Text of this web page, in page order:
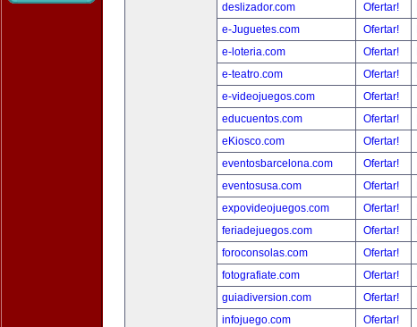
deslizador.com
Ofertar!
e-Juguetes.com
Ofertar!
e-loteria.com
Ofertar!
e-teatro.com
Ofertar!
e-videojuegos.com
Ofertar!
educuentos.com
Ofertar!
eKiosco.com
Ofertar!
eventosbarcelona.com
Ofertar!
eventosusa.com
Ofertar!
expovideojuegos.com
Ofertar!
feriadejuegos.com
Ofertar!
foroconsolas.com
Ofertar!
fotografiate.com
Ofertar!
guiadiversion.com
Ofertar!
infojuego.com
Ofertar!